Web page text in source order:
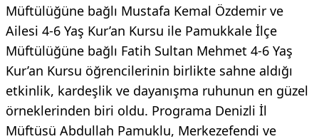
Müftülüğüne bağlı Mustafa Kemal Özdemir ve
Ailesi 4-6 Yaş Kur’an Kursu ile Pamukkale İlçe
Müftülüğüne bağlı Fatih Sultan Mehmet 4-6 Yaş
Kur’an Kursu öğrencilerinin birlikte sahne aldığı
etkinlik, kardeşlik ve dayanışma ruhunun en güzel
örneklerinden biri oldu. Programa Denizli İl
Müftüsü Abdullah Pamuklu, Merkezefendi ve